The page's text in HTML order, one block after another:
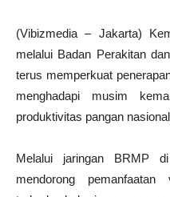
(Vibizmedia – Jakarta)
melalui Badan Perakitan
terus memperkuat
menghadapi musim
produktivitas pangan
Melalui jaringan BRMP
mendorong